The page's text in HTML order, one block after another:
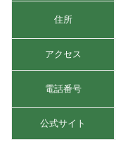
住所
アクセス
電話番号
公式サイト